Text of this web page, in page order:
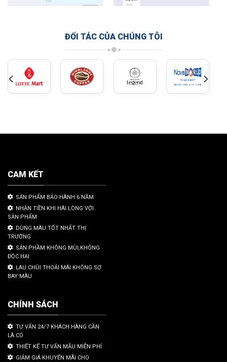
ĐỐI TÁC CỦA CHÚNG TÔI
CAM KẾT
SẢN PHẨM BẢO HÀNH 6 NĂM
NHẬN TIỀN KHI HÀI LÒNG VỚI
SẢN PHẨM
DÙNG MÀU TỐT NHẤT THỊ
TRƯỜNG
SẢN PHẦM KHÔNG MÙI,KHÔNG
ĐỘC HẠI
LAU CHÙI THOẢI MÁI KHÔNG SỢ
BAY MÀU
CHÍNH SÁCH
TƯ VẤN 24/7 KHÁCH HÀNG CẦN
LÀ CÓ
THIẾT KẾ TƯ VẤN MẪU MIỄN PHÍ
GIẢM GIÁ KHUYẾN MÃI CHO